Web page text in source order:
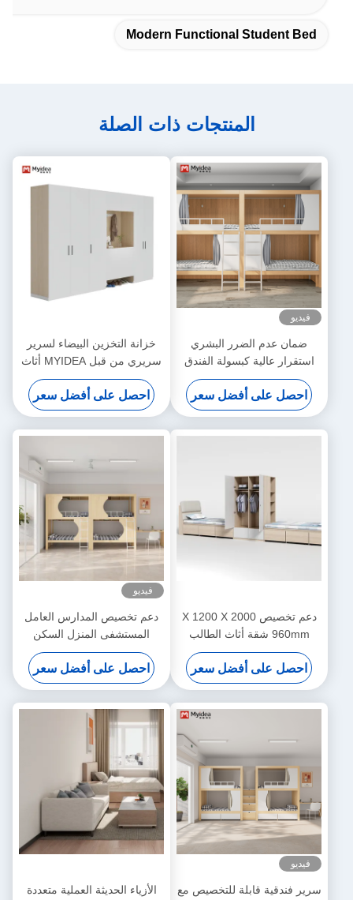
Modern Functional Student Bed
المنتجات ذات الصلة
فيديو
ضمان عدم الضرر البشري
استقرار عالية كبسولة الفندق
دعم السرير تخصيص
احصل على أفضل سعر
خزانة التخزين البيضاء لسرير
سريري من قبل MYIDEA أثاث
المكاتب في فوشان
احصل على أفضل سعر
دعم تخصيص 2000 X 1200 X
960mm شقة أثاث الطالب
سرير مستودع المدرسة مع
سرير مكتب
احصل على أفضل سعر
فيديو
دعم تخصيص المدارس العامل
المستشفى المنزل السكن
المعدني مستقر الطالب الخشبية
التخزين العلوي سرير سرير
احصل على أفضل سعر
فيديو
سرير فندقية قابلة للتخصيص مع
الأزياء الحديثة العملية متعددة